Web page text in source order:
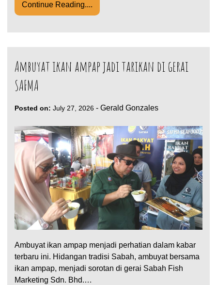
Continue Reading....
Ambuyat ikan ampap jadi tarikan di gerai
SAFMA
Posted on: July 27, 2026 - Gerald Gonzales
Ambuyat ikan ampap menjadi perhatian dalam kabar
terbaru ini. Hidangan tradisi Sabah, ambuyat bersama
ikan ampap, menjadi sorotan di gerai Sabah Fish
Marketing Sdn. Bhd.…